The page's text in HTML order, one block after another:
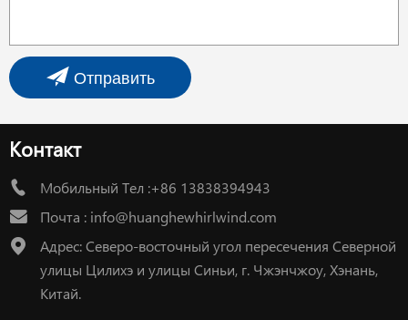
Отправить
Контакт
Мобильный Тел :+86 13838394943
Почта : info@huanghewhirlwind.com
Адрес: Северо-восточный угол пересечения Северной
улицы Цилихэ и улицы Синьи, г. Чжэнчжоу, Хэнань,
Китай.